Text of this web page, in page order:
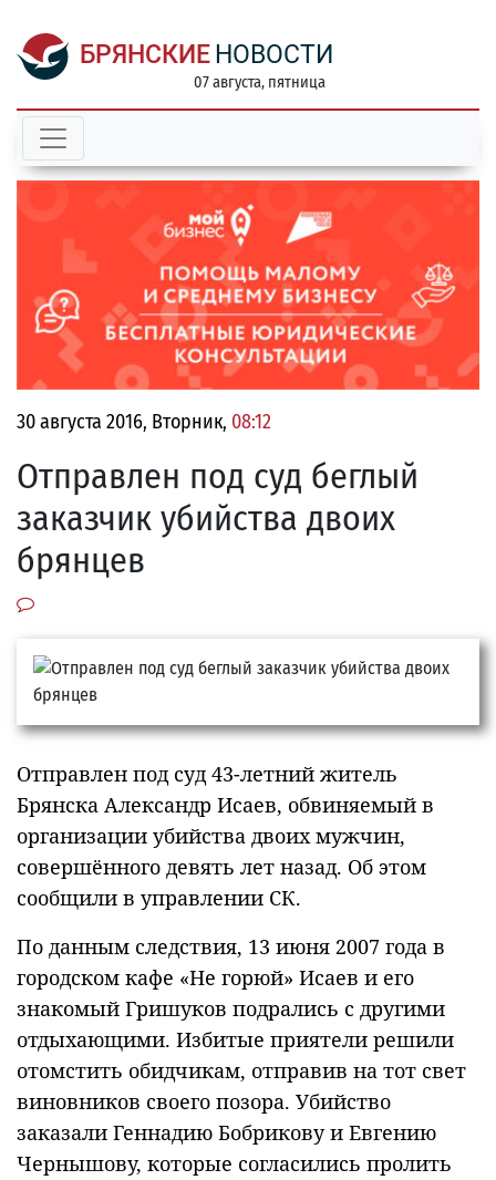
БРЯНСКИЕ НОВОСТИ
07 августа, пятница
30 августа 2016, Вторник, 08:12
Отправлен под суд беглый
заказчик убийства двоих
брянцев
Отправлен под суд 43-летний житель
Брянска Александр Исаев, обвиняемый в
организации убийства двоих мужчин,
совершённого девять лет назад. Об этом
сообщили в управлении СК.
По данным следствия, 13 июня 2007 года в
городском кафе «Не горюй» Исаев и его
знакомый Гришуков подрались с другими
отдыхающими. Избитые приятели решили
отомстить обидчикам, отправив на тот свет
виновников своего позора. Убийство
заказали Геннадию Бобрикову и Евгению
Чернышову, которые согласились пролить